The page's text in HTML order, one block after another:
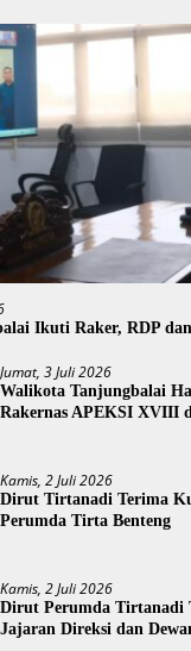
Ikuti Raker, RDP
Jumat, 3 Juli 2026
Walikota Tanjungbalai
Rakernas APEKSI XVIII
Kamis, 2 Juli 2026
Dirut Tirtanadi Terima
Perumda Tirta Benteng
Kamis, 2 Juli 2026
Dirut Perumda Tirtanadi
Jajaran Direksi dan